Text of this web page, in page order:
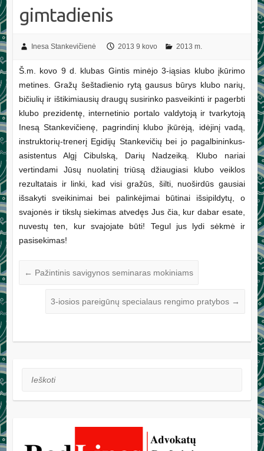
gimtadienis
Inesa Stankevičienė 2013 9 kovo 2013 m.
Š.m. kovo 9 d. klubas Gintis minėjo 3-iąsias klubo įkūrimo
metines. Gražų šeštadienio rytą gausus būrys klubo narių,
bičiulių ir ištikimiausių draugų susirinko pasveikinti ir pagerbti
klubo prezidentę, internetinio portalo valdytoją ir tvarkytoją
Inesą Stankevičienę, pagrindinį klubo įkūrėją, idėjinį vadą,
instruktorių-trenerį Egidijų Stankevičių bei jo pagalbininkus-
asistentus Algį Cibulską, Darių Nadzeiką. Klubo nariai
vertindami Jūsų nuolatinį triūsą džiaugiasi klubo veiklos
rezultatais ir linki, kad visi gražūs, šilti, nuoširdūs gausiai
išsakyti sveikinimai bei palinkėjimai būtinai išsipildytų, o
svajonės ir tikslų siekimas atvedęs Jus čia, kur dabar esate,
nuvestų ten, kur svajojate būti! Tegul jus lydi sėkmė ir
pasisekimas!
← Pažintinis savigynos seminaras mokiniams
3-iosios pareigūnų specialaus rengimo pratybos →
Ieškoti